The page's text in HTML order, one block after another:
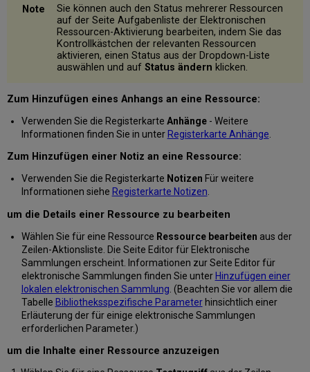
Sie können auch den Status mehrerer Ressourcen
auf der Seite Aufgabenliste der Elektronischen
Ressourcen-Aktivierung bearbeiten, indem Sie das
Kontrollkästchen der relevanten Ressourcen
aktivieren, einen Status aus der Dropdown-Liste
auswählen und aufStatus ändern klicken.
Zum Hinzufügen eines Anhangs an eine Ressource:
Verwenden Sie die Registerkarte Anhänge - Weitere
Informationen finden Sie in unter Registerkarte Anhänge
Zum Hinzufügen einer Notiz an eine Ressource:
Verwenden Sie die Registerkarte Notizen Für weitere
Informationen siehe Registerkarte Notizen
um die Details einer Ressource zu bearbeiten
Wählen Sie für eine Ressource Ressource bearbeiten aus der
Zeilen-Aktionsliste. Die Seite Editor für Elektronische
Sammlungen erscheint. Informationen zur Seite Editor für
elektronische Sammlungen finden Sie unterHinzufügen einer
lokalen elektronischen Sammlung . (Beachten Sie vor allem die
Tabelle Bibliotheksspezifische Parameterhinsichtlich einer
Erläuterung der für einige elektronische Sammlungen
erforderlichen Parameter.)
um die Inhalte einer Ressource anzuzeigen